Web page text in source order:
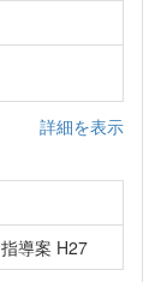
詳細を表示
導案 H27